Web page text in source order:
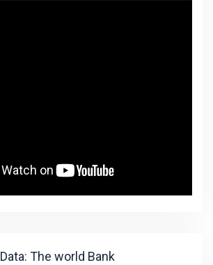
Data: The world Bank